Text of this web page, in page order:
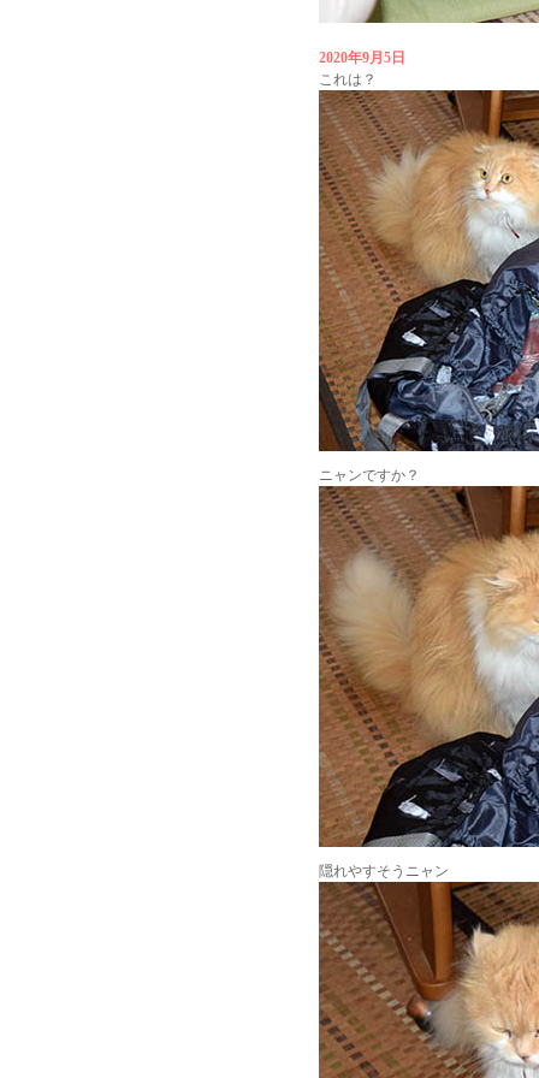
2020年9月5日
これは？
ニャンですか？
隠れやすそうニャン